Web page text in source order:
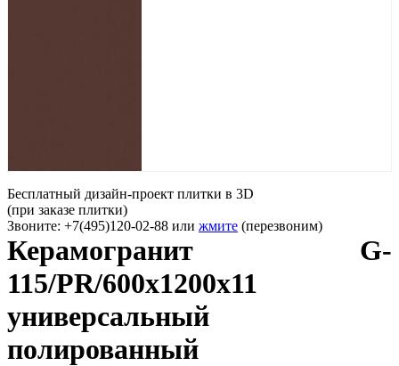
Бесплатный дизайн-проект плитки в 3D
(при заказе плитки)
Звоните: +7(495)120-02-88 или жмите (перезвоним)
Керамогранит G-
115/PR/600x1200x11
универсальный
полированный